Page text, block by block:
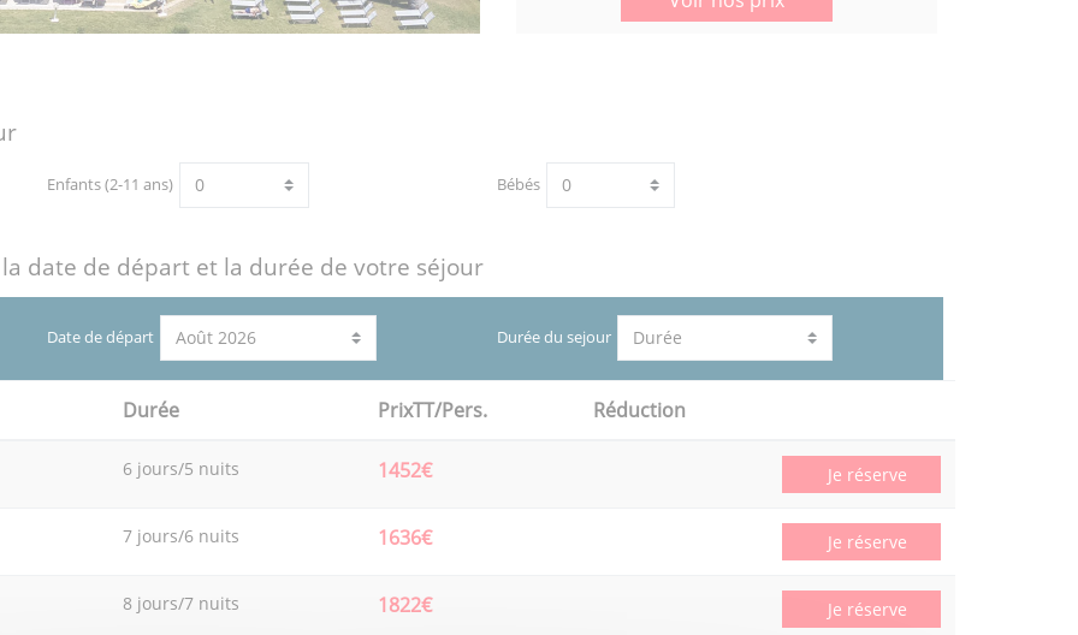
Enfants (2-11 ans) Bébés
date de départ et la durée de votre séjour
Date de départ Durée du sejour
Durée PrixTT/Pers. Réduction
6 jours/5 nuits 1452€ Je réserve
7 jours/6 nuits 1636€ Je réserve
8 jours/7 nuits 1822€ Je réserve